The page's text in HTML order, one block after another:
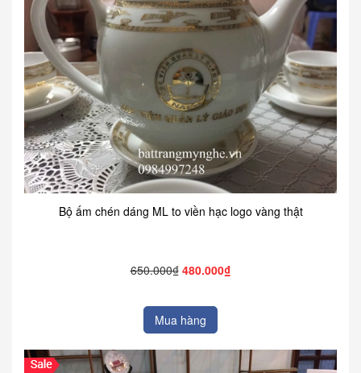
Bộ ấm chén dáng ML to viền hạc logo vàng thật
650.000₫ 480.000₫
Mua hàng